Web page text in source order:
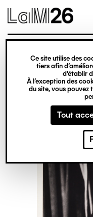
Gestion des cookies
Ce site utilise des
tiers afin
d’établir
À l’exception des
du site, vous pouvez
Tout
contenu